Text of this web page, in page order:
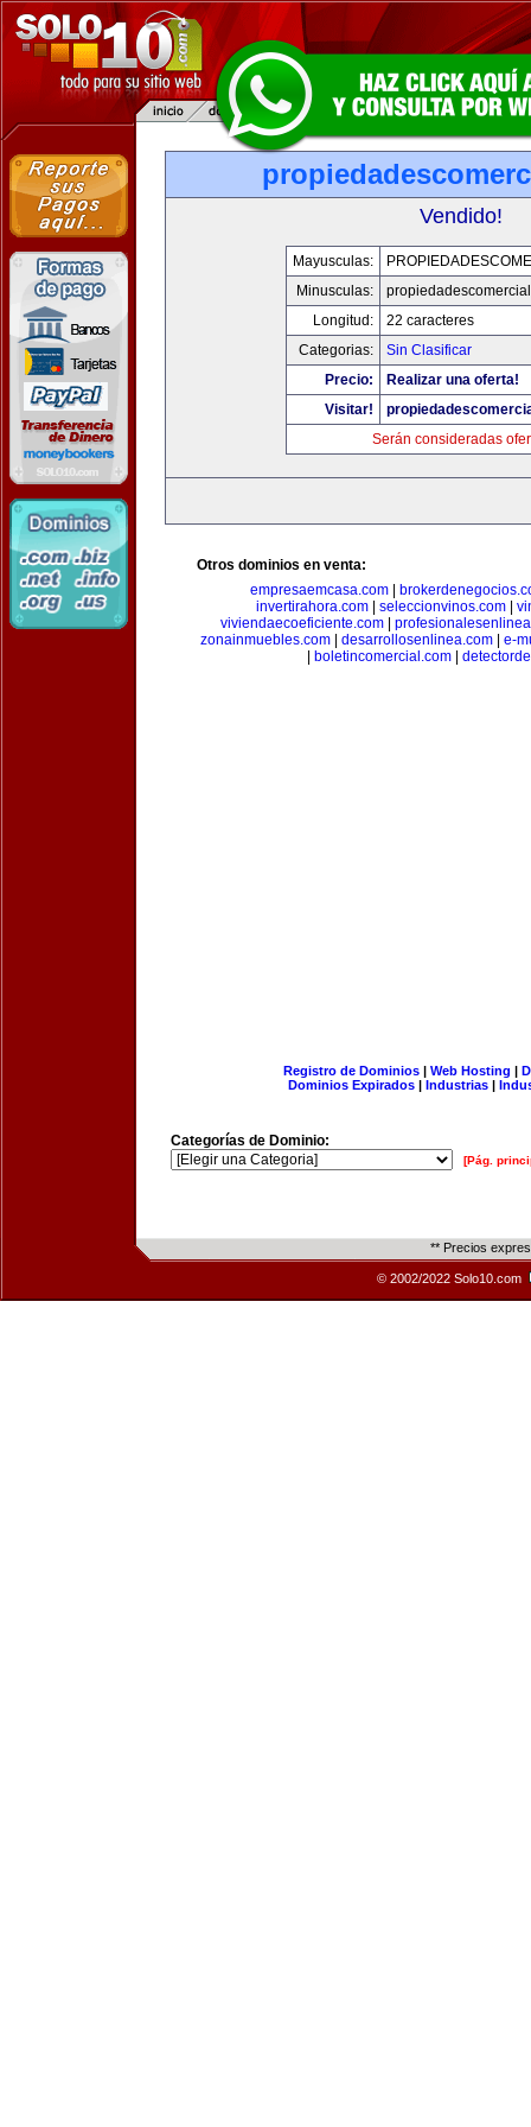
Vendido!
Mayusculas:
Minusculas:
Longitud:
22 caracteres
Categorias:
Sin Clasificar
Precio:
Realizar una oferta!
Visitar!
Serán consideradas
Otros dominios en venta:
empresaemcasa.com
invertirahora.com| seleccionvinos.com|
viviendaecoeficiente.com|
zonainmuebles.com| desarrollosenlinea.com| e-
boletincomercial.com
Registro de Dominios| Web Hosting |
Dominios Expirados | Industrias |
Categorías de Dominio:
[Pág.
** Precios
© 2002/2022 Solo10.com